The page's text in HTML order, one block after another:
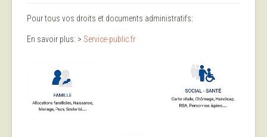
Pour tous vos droits et documents administratifs:
En savoir plus: > Service-public.fr